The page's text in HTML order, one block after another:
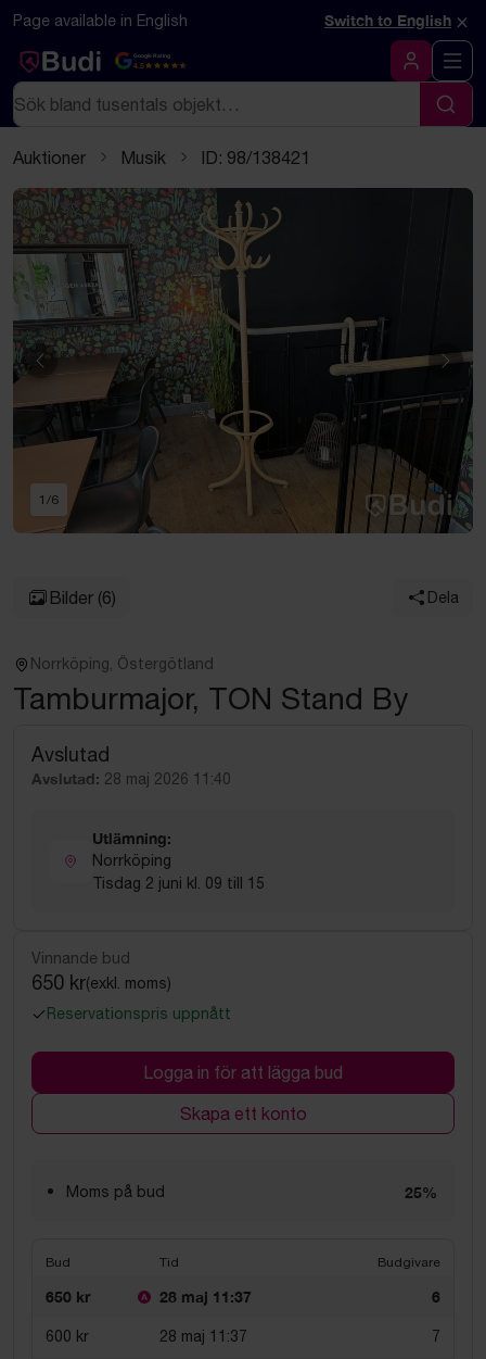
Hoppa till innehåll
Textbaserad (markdown) version av denna sida
Page available in English Switch to English ×
Google Rating
4.5
Logga in
Sök
Sök
Auktioner Musik ID: 98/138421
Föregående
1 /6
Bilder (6) Dela
Norrköping, Östergötland
Tamburmajor, TON Stand By
Avslutad
Avslutad: 28 maj 2026 11:40
Utlämning:
Norrköping
Tisdag 2 juni kl. 09 till 15
Vinnande bud
650 kr(exkl. moms)
Reservationspris uppnått
Logga in för att lägga bud
Skapa ett konto
Moms på bud 25%
Bud Tid Budgivare
650 kr 28 maj 11:37 6
600 kr 28 maj 11:37 7